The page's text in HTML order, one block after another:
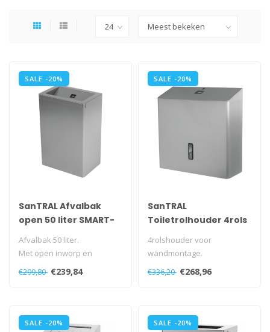
SALE -20%
SanTRAL Afvalbak
open 50 liter SMART-
READY
Afvalbak 50 liter.
Met open inworp en
binnenring.
€299,80 €239,84
SALE -20%
SanTRAL
Toiletrolhouder 4rols
SMART-READY
4rolshouder voor
wandmontage.
Automatisch
€336,20 €268,96
SALE -20% SALE -20%